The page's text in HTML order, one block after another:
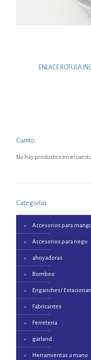
ENLACE ROTULA
Carrito
No hay productos en el
Categorías
Accesorios para
Accesorios para riego
ahoyadoras
Bombeo
Enganches/
Fabricantes
Ferreteria
garland
Herramientas a mano